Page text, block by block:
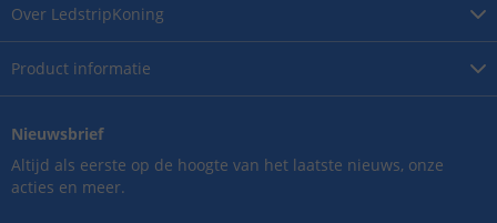
Over LedstripKoning
Product informatie
Nieuwsbrief
Altijd als eerste op de hoogte van het laatste nieuws, onze
acties en meer.